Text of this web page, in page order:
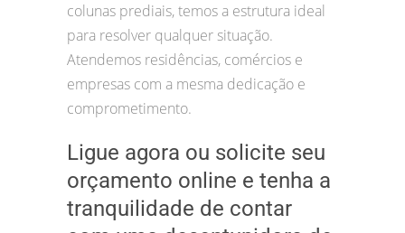
colunas prediais, temos a estrutura ideal
para resolver qualquer situação.
Atendemos residências, comércios e
empresas com a mesma dedicação e
comprometimento.
Ligue agora ou solicite seu
orçamento online e tenha a
tranquilidade de contar